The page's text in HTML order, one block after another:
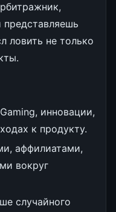
ловить не только
инновации,
к продукту.
аффилиатами,
вокруг
случайного